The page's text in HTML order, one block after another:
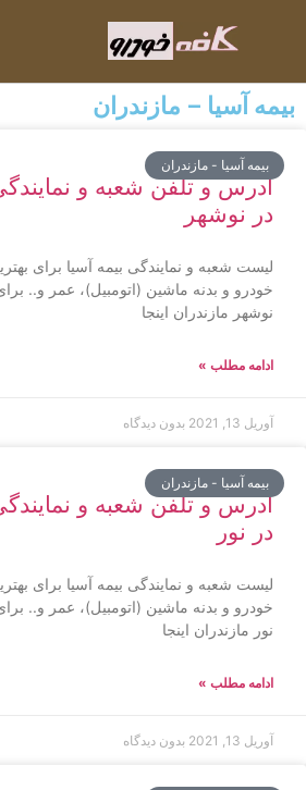
بیمه آسیا – مازندران
بیمه آسیا - مازندران
آدرس و تلفن شعبه و
در نوشهر
لیست شعبه و نمایندگی بیمه آسیا برای
خودرو و بدنه ماشین (اتومبیل)، عمر و..
نوشهر مازندران اینجا
ادامه مطلب »
آوریل 13, 2021 بدون دیدگاه
بیمه آسیا - مازندران
آدرس و تلفن شعبه و
در نور
لیست شعبه و نمایندگی بیمه آسیا برای
خودرو و بدنه ماشین (اتومبیل)، عمر و..
نور مازندران اینجا
ادامه مطلب »
آوریل 13, 2021 بدون دیدگاه